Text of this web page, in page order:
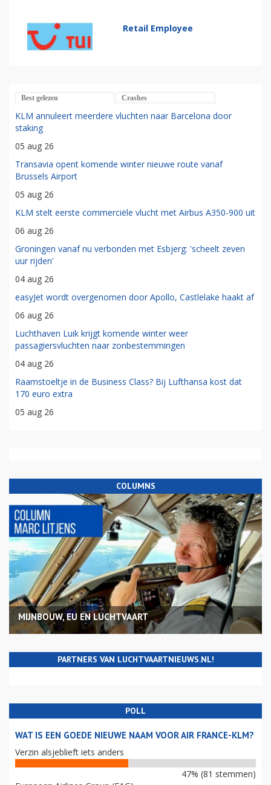
Retail Employee
Best gelezen Crashes
KLM annuleert meerdere vluchten naar Barcelona door
staking
05 aug 26
Transavia opent komende winter nieuwe route vanaf
Brussels Airport
05 aug 26
KLM stelt eerste commerciële vlucht met Airbus A350-900 uit
06 aug 26
Groningen vanaf nu verbonden met Esbjerg: 'scheelt zeven
uur rijden'
04 aug 26
easyJet wordt overgenomen door Apollo, Castlelake haakt af
06 aug 26
Luchthaven Luik krijgt komende winter weer
passagiersvluchten naar zonbestemmingen
04 aug 26
Raamstoeltje in de Business Class? Bij Lufthansa kost dat
170 euro extra
05 aug 26
COLUMNS
MIJNBOUW, EU EN LUCHTVAART
PARTNERS VAN LUCHTVAARTNIEUWS.NL!
POLL
WAT IS EEN GOEDE NIEUWE NAAM VOOR AIR FRANCE-KLM?
Verzin alsjeblieft iets anders
47% (81 stemmen)